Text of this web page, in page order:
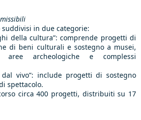
in due categorie:
della cultura”: comprende progetti di
di beni culturali e sostegno a musei,
aree archeologiche e complessi
dal vivo”: include progetti di sostegno
spettacolo.
circa 400 progetti, distribuiti su 17